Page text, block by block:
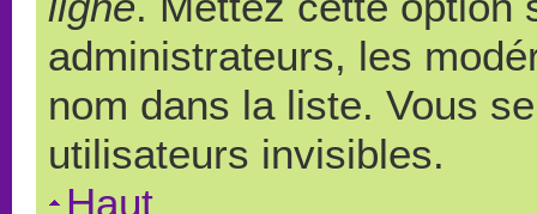
administrateurs, les
nom dans la liste. Vous
utilisateurs invisibles.
Haut